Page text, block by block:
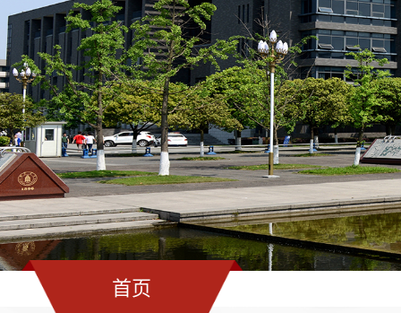
首页